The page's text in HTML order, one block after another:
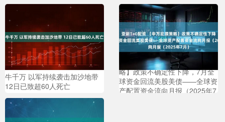
牛千万 以军持续袭击加沙地带
12日已致超60人死亡
亚新T+0配资 【申万宏源策
略】政策不确定性下降，7月全
球资金回流美股美债——全球资
产配置资金流向月报（2025年7